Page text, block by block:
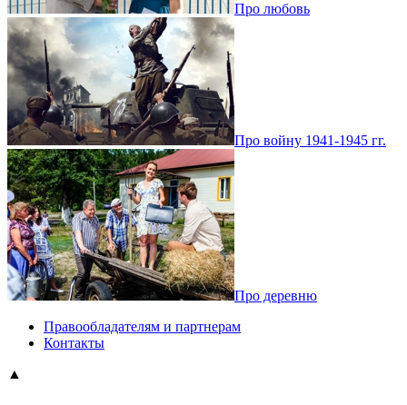
Про любовь
Про войну 1941-1945 гг.
Про деревню
Правообладателям и партнерам
Контакты
▲